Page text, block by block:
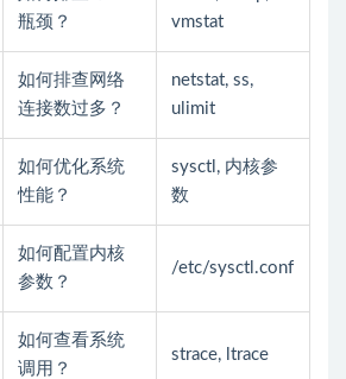
瓶颈？
vmstat
如何排查网络
连接数过多？
netstat, ss,
ulimit
如何优化系统
性能？
sysctl, 内核参
数
如何配置内核
参数？
/etc/sysctl.conf
如何查看系统
调用？
strace, ltrace